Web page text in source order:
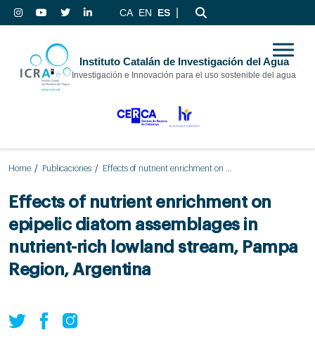
CA EN ES
Instituto Catalán de Investigación del Agua
Investigación e Innovación para el uso sostenible del agua
Home Publicaciones
Effects of nutrient enrichment on
epipelic diatom assemblages in
nutrient-rich lowland stream, Pampa
Region, Argentina